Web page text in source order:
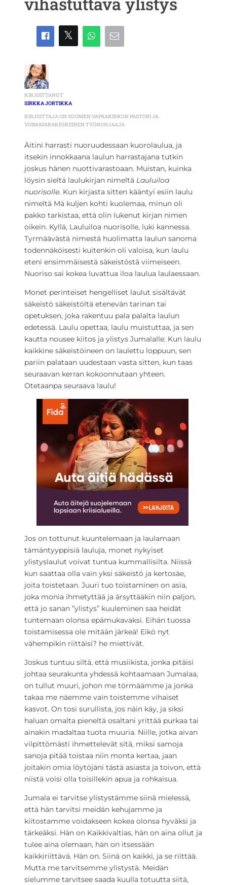
KIRJOITTANUT
SIRKKA JORTIKKA
KIRJOITTAJA ON SUOMEN VAPAAKIRKON PASTORI JA
VOIMAVARAKESKEINEN TYÖNOHJAAJA
Äitini harrasti nuoruudessaan kuorolaulua, ja
itsekin innokkaana laulun harrastajana tutkin
joskus hänen nuottivarastoaan. Muistan, kuinka
löysin sieltä laulukirjan nimeltä Lauluiloa
nuorisolle. Kun kirjasta sitten kääntyi esiin laulu
nimeltä Mä kuljen kohti kuolemaa, minun oli
pakko tarkistaa, että olin lukenut kirjan nimen
oikein. Kyllä, Lauluiloa nuorisolle, luki kannessa.
Tyrmäävästä nimestä huolimatta laulun sanoma
todennäköisesti kuitenkin oli valoisa, kun laulu
eteni ensimmäisestä säkeistöstä viimeiseen.
Nuoriso sai kokea luvattua iloa laulua laulaessaan.
Monet perinteiset hengelliset laulut sisältävät
säkeistö säkeistöltä etenevän tarinan tai
opetuksen, joka rakentuu pala palalta laulun
edetessä. Laulu opettaa, laulu muistuttaa, ja sen
kautta nousee kiitos ja ylistys Jumalalle. Kun laulu
kaikkine säkeistöineen on laulettu loppuun, sen
pariin palataan uudestaan vasta sitten, kun taas
seuraavan kerran kokoonnutaan yhteen.
Otetaanpa seuraava laulu!
Jos on tottunut kuuntelemaan ja laulamaan
tämäntyyppisiä lauluja, monet nykyiset
ylistyslaulut voivat tuntua kummallisilta. Niissä
kun saattaa olla vain yksi säkeistö ja kertosäe,
joita toistetaan. Juuri tuo toistaminen on asia,
joka monia ihmetyttää ja ärsyttääkin niin paljon,
että jo sanan ”ylistys” kuuleminen saa heidät
tuntemaan olonsa epämukavaksi. Eihän tuossa
toistamisessa ole mitään järkeä! Eikö nyt
vähempikin riittäisi? he miettivät.
Joskus tuntuu siltä, että musiikista, jonka pitäisi
johtaa seurakunta yhdessä kohtaamaan Jumalaa,
on tullut muuri, johon me törmäämme ja jonka
takaa me näemme vain toistemme vihaiset
kasvot. On tosi surullista, jos näin käy, ja siksi
haluan omalta pieneltä osaltani yrittää purkaa tai
ainakin madaltaa tuota muuria. Niille, jotka aivan
vilpittömästi ihmettelevät sitä, miksi samoja
sanoja pitää toistaa niin monta kertaa, jaan
joitakin omia löytöjäni tästä asiasta ja toivon, että
niistä voisi olla toisillekin apua ja rohkaisua.
Jumala ei tarvitse ylistystämme siinä mielessä,
että hän tarvitsi meidän kehujamme ja
kiitostamme voidakseen kokea olonsa hyväksi ja
tärkeäksi. Hän on Kaikkivaltias, hän on aina ollut ja
tulee aina olemaan, hän on itsessään
kaikkiriittävä. Hän on. Siinä on kaikki, ja se riittää.
Mutta me tarvitsemme ylistystä. Meidän
sielumme tarvitsee saada kuulla totuutta siitä,